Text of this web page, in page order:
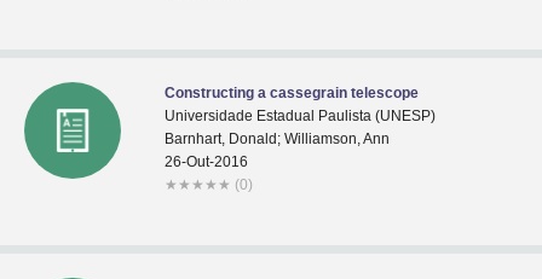
Constructing a cassegrain telescope
Universidade Estadual Paulista (UNESP)
Barnhart, Donald; Williamson, Ann
26-Out-2016
★ ★ ★ ★ ★ (0)